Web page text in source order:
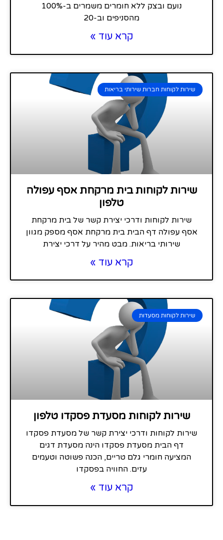
נועם ובצק ללא חומרים משמרים ב-100%
מהסניפים וב-20
קרא עוד »
שירות לקוחות חברות שירותי בריאות
שירות לקוחות בית מרקחת אסף עפולה
טלפון
שירות לקוחות ודרכי יצירת קשר של בית מרקחת
אסף עפולה דף הבית בית מרקחת אסף מספק מגוון
שירותי בריאות. מבט מהיר על דרכי יצירת
קרא עוד »
שירות לקוחות מסעדות
שירות לקוחות מסעדת פסקדו טלפון
שירות לקוחות ודרכי יצירת קשר של מסעדת פסקדו
דף הבית מסעדת פסקדו הינה מסעדת דגים
המציעה חומרי גלם טריים, הכנה פשוטה וטעמים
עזים. החוויה בפסקדו
קרא עוד »